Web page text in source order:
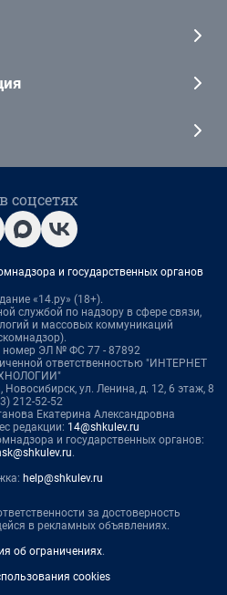
соцсетях
и государственных органов
«14.ру» (18+).
службой по надзору в сфере связи,
и массовых коммуникаций
номер ЭЛ № ФС 77 - 87892
ответственностью "ИНТЕРНЕТ
ул. Ленина, д. 12, 6 этаж, 8
212-52-52
Екатерина Александровна
редакции: 14@shkulev.ru
и государственных органов:
.
help@shkulev.ru
за достоверность
в рекламных объявлениях.
об ограничениях.
cookies